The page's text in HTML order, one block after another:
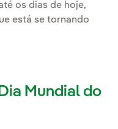
os dias de hoje,
está se tornando
Mundial do